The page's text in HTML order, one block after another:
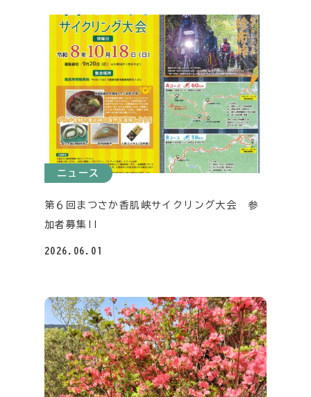
ニュース
第６回まつさか香肌峡サイクリング大会 参
加者募集!!
2026.06.01